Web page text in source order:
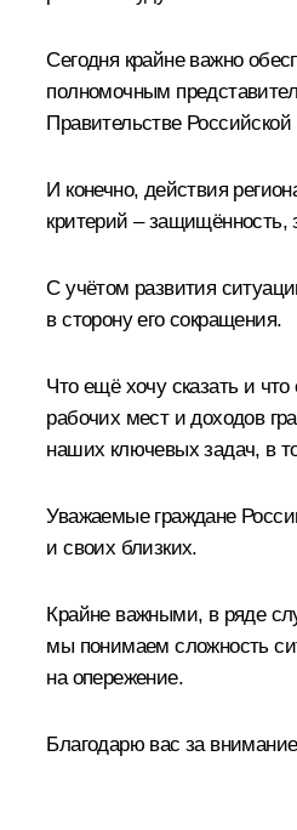
Сегодня крайне важно
полномочным
Правительстве
И конечно, действия
критерий – защищённость,
С учётом развития
в сторону его сокращения.
Что ещё хочу сказать и
рабочих мест и доходов
наших ключевых задач, в
Уважаемые граждане
и своих близких.
Крайне важными, в ряде
мы понимаем сложность
на опережение.
Благодарю вас за